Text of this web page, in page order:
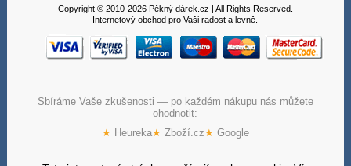
Copyright © 2010-2026 Pěkný dárek.cz | All Rights Reserved.
Internetový obchod pro Vaši radost a levně.
Sbíráme Vaše zkušenosti — po každém nákupu nás můžete
ohodnotit:
★ Heureka★ Zboží.cz★ Google